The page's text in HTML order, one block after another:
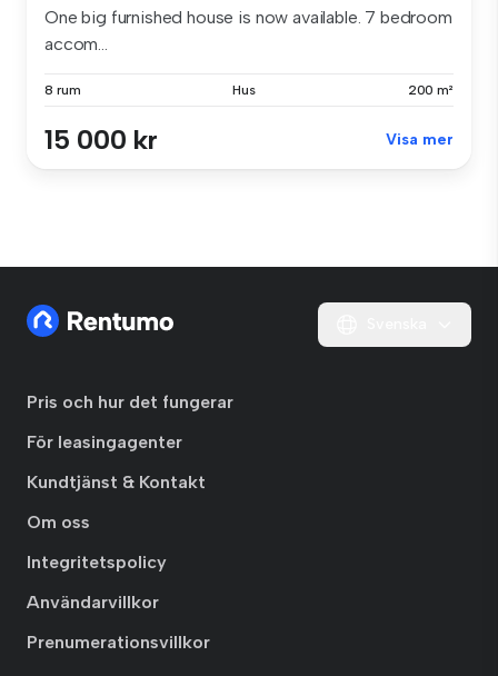
One big furnished house is now available. 7 bedroom
accom...
8 rum Hus 200 m²
15 000 kr Visa mer
Pris och hur det fungerar
För leasingagenter
Kundtjänst & Kontakt
Om oss
Integritetspolicy
Användarvillkor
Prenumerationsvillkor